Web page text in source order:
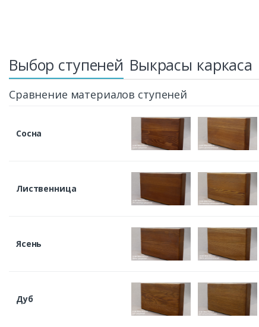
Выбор ступеней Выкрасы каркаса
Сравнение материалов ступеней
Сосна
Лиственница
Ясень
Дуб